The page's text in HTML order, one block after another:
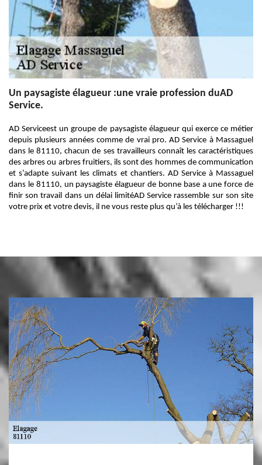
Un paysagiste élagueur :une vraie profession duAD
Service.
AD Serviceest un groupe de paysagiste élagueur qui exerce ce métier
depuis plusieurs années comme de vrai pro. AD Service à Massaguel
dans le 81110, chacun de ses travailleurs connaît les caractéristiques
des arbres ou arbres fruitiers, ils sont des hommes de communication
et s’adapte suivant les climats et chantiers. AD Service à Massaguel
dans le 81110, un paysagiste élagueur de bonne base a une force de
finir son travail dans un délai limitéAD Service rassemble sur son site
votre prix et votre devis, il ne vous reste plus qu’à les télécharger !!!